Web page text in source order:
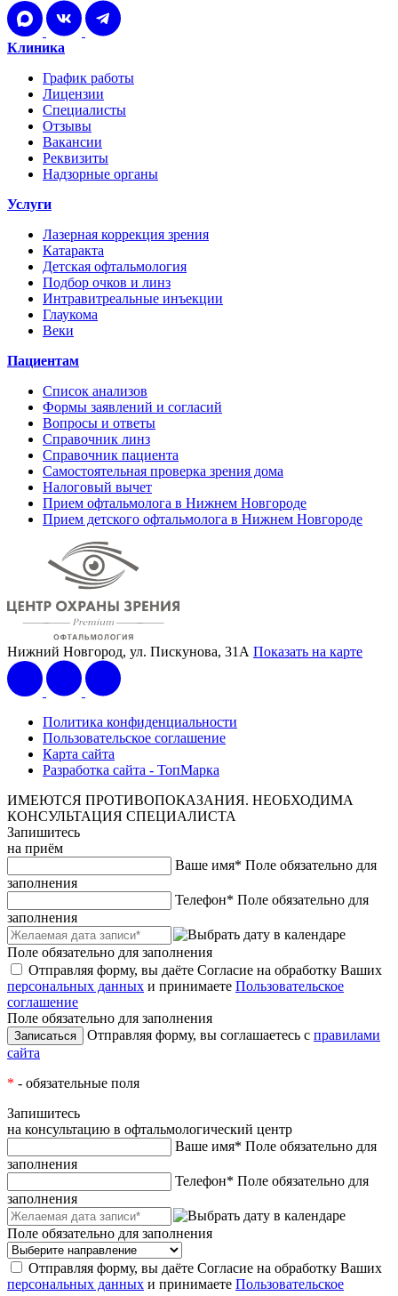
Клиника
График работы
Лицензии
Специалисты
Отзывы
Вакансии
Реквизиты
Надзорные органы
Услуги
Лазерная коррекция зрения
Катаракта
Детская офтальмология
Подбор очков и линз
Интравитреальные инъекции
Глаукома
Веки
Пациентам
Список анализов
Формы заявлений и согласий
Вопросы и ответы
Справочник линз
Справочник пациента
Самостоятельная проверка зрения дома
Налоговый вычет
Прием офтальмолога в Нижнем Новгороде
Прием детского офтальмолога в Нижнем Новгороде
Нижний Новгород, ул. Пискунова, 31А Показать на карте
Политика конфиденциальности
Пользовательское соглашение
Карта сайта
Разработка сайта - ТопМарка
ИМЕЮТСЯ ПРОТИВОПОКАЗАНИЯ. НЕОБХОДИМА
КОНСУЛЬТАЦИЯ СПЕЦИАЛИСТА
Запишитесь
на приём
Ваше имя* Поле обязательно для
заполнения
Телефон* Поле обязательно для
заполнения
Поле обязательно для заполнения
Отправляя форму, вы даёте Согласие на обработку Ваших
персональных данных и принимаете Пользовательское
соглашение
Поле обязательно для заполнения
Отправляя форму, вы соглашаетесь с правилами
сайта
* - обязательные поля
Запишитесь
на консультацию в офтальмологический центр
Ваше имя* Поле обязательно для
заполнения
Телефон* Поле обязательно для
заполнения
Поле обязательно для заполнения
Отправляя форму, вы даёте Согласие на обработку Ваших
персональных данных и принимаете Пользовательское